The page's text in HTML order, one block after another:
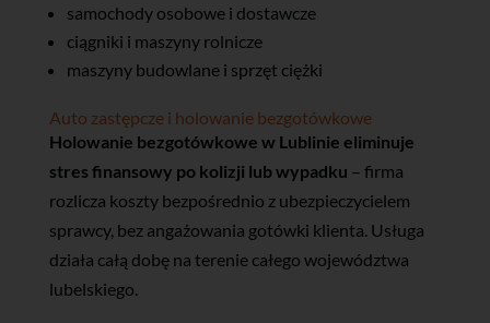
samochody osobowe i dostawcze
ciągniki i maszyny rolnicze
maszyny budowlane i sprzęt ciężki
Auto zastępcze i holowanie bezgotówkowe
Holowanie bezgotówkowe w Lublinie eliminuje
stres finansowy po kolizji lub wypadku – firma
rozlicza koszty bezpośrednio z ubezpieczycielem
sprawcy, bez angażowania gotówki klienta. Usługa
działa całą dobę na terenie całego województwa
lubelskiego.